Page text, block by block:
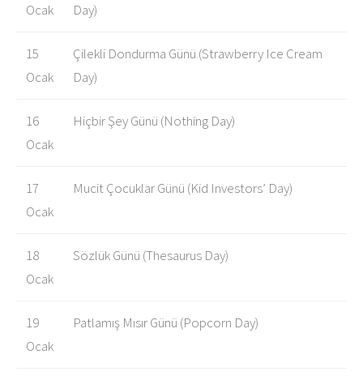
Ocak
Day)
15
Ocak
Çilekli Dondurma Günü (Strawberry Ice Cream
Day)
16
Ocak
Hiçbir Şey Günü (Nothing Day)
17
Ocak
Mucit Çocuklar Günü (Kid Investors’ Day)
18
Ocak
Sözlük Günü (Thesaurus Day)
19
Ocak
Patlamış Mısır Günü (Popcorn Day)